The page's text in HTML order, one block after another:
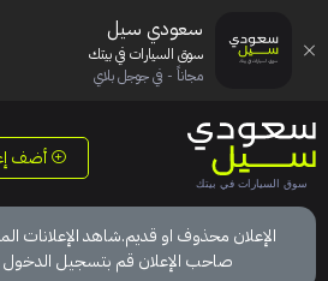
أضف
الإعلان محذوف او قديم.شاهد الإعلانات
صاحب الإعلان قم بتسجيل الدخول
سعودي سيل
سوق السيارات في بيتك
مجاناً - في جوجل بلاي